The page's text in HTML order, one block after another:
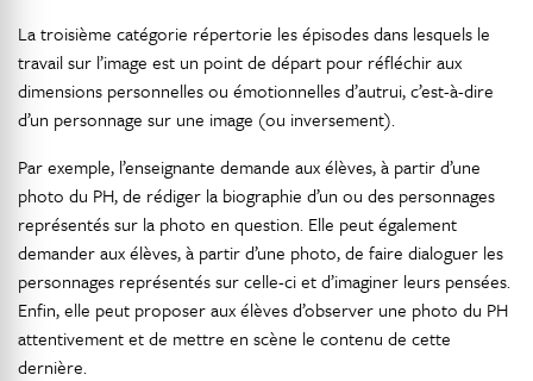
La troisième catégorie répertorie les épisodes dans lesquels le
travail sur l’image est un point de départ pour réfléchir aux
dimensions personnelles ou émotionnelles d’autrui, c’est-à-dire
d’un personnage sur une image (ou inversement).
Par exemple, l’enseignante demande aux élèves, à partir d’une
photo du PH, de rédiger la biographie d’un ou des personnages
représentés sur la photo en question. Elle peut également
demander aux élèves, à partir d’une photo, de faire dialoguer les
personnages représentés sur celle-ci et d’imaginer leurs pensées.
Enfin, elle peut proposer aux élèves d’observer une photo du PH
attentivement et de mettre en scène le contenu de cette
dernière.